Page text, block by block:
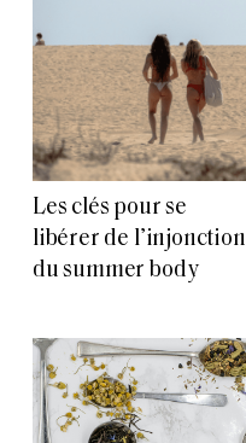
Les clés pour se
libérer de l’injonction
du summer body